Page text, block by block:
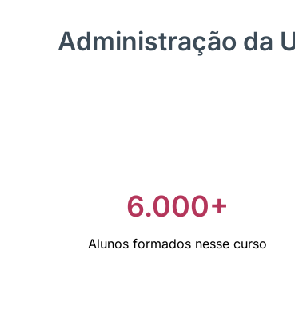
Administração da
6.000+
Alunos formados nesse curso